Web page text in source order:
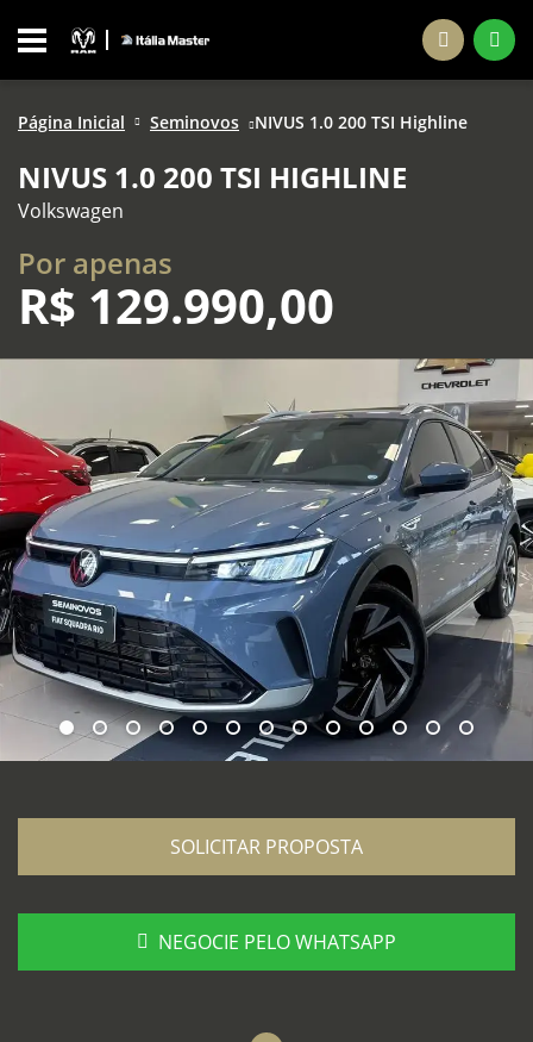
Página Inicial Seminovos NIVUS 1.0 200 TSI Highline
NIVUS 1.0 200 TSI HIGHLINE
Volkswagen
Por apenas
R$ 129.990,00
SOLICITAR PROPOSTA
NEGOCIE PELO WHATSAPP